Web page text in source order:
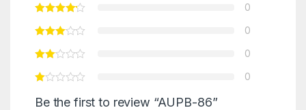
0
0
0
0
Be the first to review “AUPB-86”